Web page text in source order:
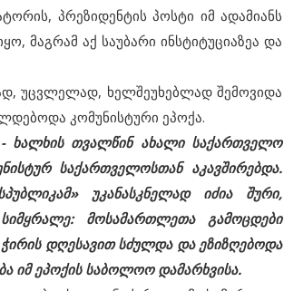
პრეზიდენტის პოსტი იმ ადამიანს
მაგრამ აქ საუბარი ინსტიტუციაზეა და
უცვლელად, ხელშეუხებლად შემოვიდა
კომუნისტური ეპოქა.
ხალხის თვალწინ ახალი საქართველო
საქართველოსთან აკავშირებდა.
უკანასკნელად იძია შური,
მოსამართლეთა გამოცდები
დღესავით სძულდა და ეზიზღებოდა
იმ ეპოქის საბოლოო დამარხვისა.